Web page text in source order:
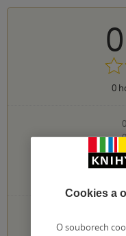
0
PŘIDEJTE
Cookies a
O souborech